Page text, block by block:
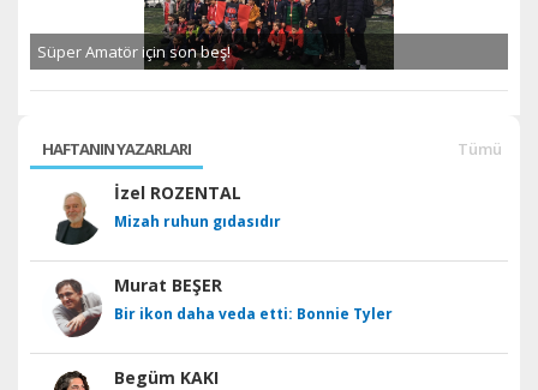
Süper Amatör için son beş!
HAFTANIN YAZARLARI Tümü
İzel ROZENTAL
Mizah ruhun gıdasıdır
Murat BEŞER
Bir ikon daha veda etti: Bonnie Tyler
Begüm KAKI